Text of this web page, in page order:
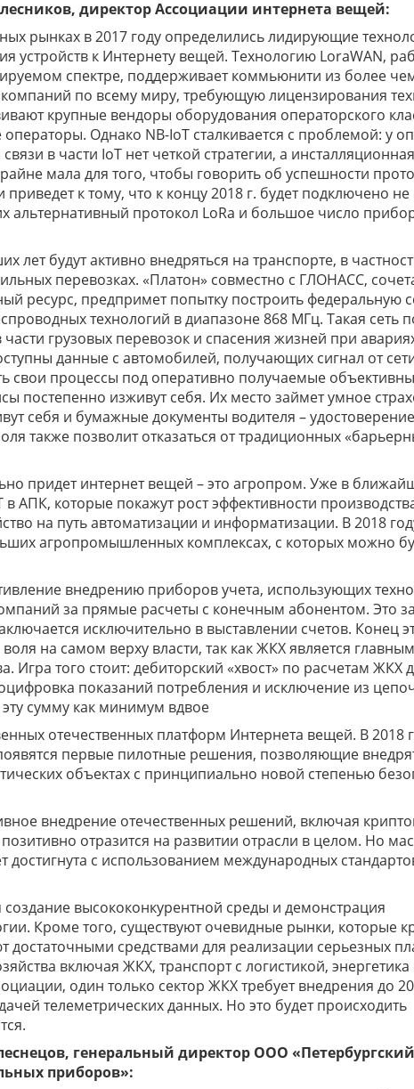
директор Ассоциации интернета вещей:
рынках в 2017 году определились лидирующие
устройств к Интернету вещей. Технологию LoraWAN,
спектре, поддерживает коммьюнити из более
по всему миру, требующую лицензирования
крупные вендоры оборудования операторского
Однако NB-IoT сталкивается с проблемой: у
в части IoT нет четкой стратегии, а
мала для того, чтобы говорить об успешности
к тому, что к концу 2018 г. будет подключено
альтернативный протокол LoRa и большое число
лет будут активно внедряться на транспорте, в
перевозках. «Платон» совместно с ГЛОНАСС,
ресурс, предпримет попытку построить федеральную
технологий в диапазоне 868 МГц. Такая сеть
грузовых перевозок и спасения жизней при
данные с автомобилей, получающих сигнал от
свои процессы под оперативно получаемые
постепенно изживут себя. Их место займет умное
себя и бумажные документы водителя –
также позволит отказаться от традиционных
придет интернет вещей – это агропром. Уже в
АПК, которые покажут рост эффективности
на путь автоматизации и информатизации. В 2018
агропромышленных комплексах, с которых можно
внедрению приборов учета, использующих
за прямые расчеты с конечным абонентом. Это
исключительно в выставлении счетов. Конец
на самом верху власти, так как ЖКХ является главным
Игра того стоит: дебиторский «хвост» по расчетам ЖКХ
показаний потребления и исключение из
сумму как минимум вдвое
отечественных платформ Интернета вещей. В 2018
первые пилотные решения, позволяющие
объектах с принципиально новой степенью
внедрение отечественных решений, включая
отразится на развитии отрасли в целом. Но
с использованием международных
высококонкурентной среды и демонстрация
Кроме того, существуют очевидные рынки, которые
достаточными средствами для реализации серьезных
включая ЖКХ, транспорт с логистикой, энергетика
один только сектор ЖКХ требует внедрения до
телеметрических данных. Но это будет происходить
генеральный директор ООО
приборов»: